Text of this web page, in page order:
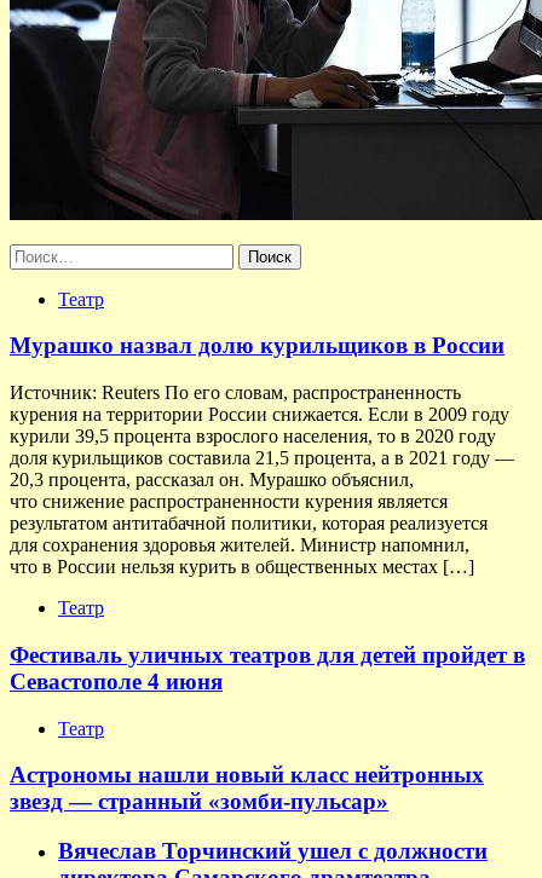
Найти:
Театр
Мурашко назвал долю курильщиков в России
Источник: Reuters По его словам, распространенность
курения на территории России снижается. Если в 2009 году
курили 39,5 процента взрослого населения, то в 2020 году
доля курильщиков составила 21,5 процента, а в 2021 году —
20,3 процента, рассказал он. Мурашко объяснил,
что снижение распространенности курения является
результатом антитабачной политики, которая реализуется
для сохранения здоровья жителей. Министр напомнил,
что в России нельзя курить в общественных местах […]
Театр
Фестиваль уличных театров для детей пройдет в
Севастополе 4 июня
Театр
Астрономы нашли новый класс нейтронных
звезд — странный «зомби-пульсар»
Вячеслав Торчинский ушел с должности